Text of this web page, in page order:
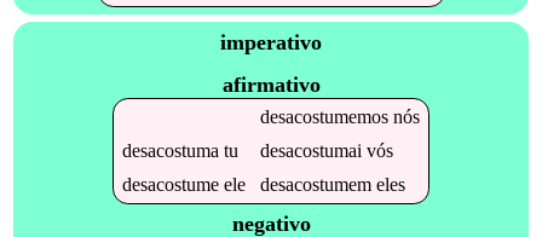
imperativo
afirmativo
desacostumemosnós
desacostuma tu desacostumai vós
desacostumeele desacostumemeles
negativo